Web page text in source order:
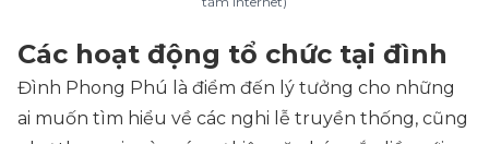
Các hoạt động tổ chức tại đình
Đình Phong Phú là điểm đến lý tưởng cho những
ai muốn tìm hiểu về các nghi lễ truyền thống, cũng